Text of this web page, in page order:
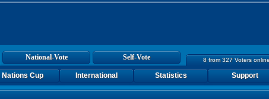
8 from 327 Voters
National-Vote Self-Vote
Nations Cup International Statistics Support